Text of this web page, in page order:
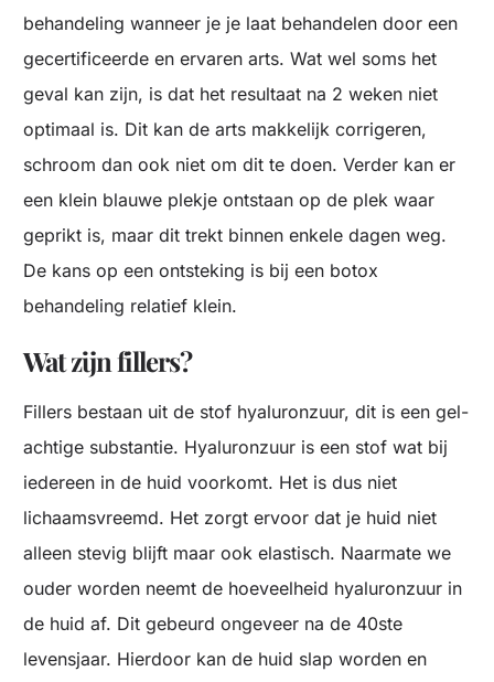
behandeling wanneer je je laat behandelen door een
gecertificeerde en ervaren arts. Wat wel soms het
geval kan zijn, is dat het resultaat na 2 weken niet
optimaal is. Dit kan de arts makkelijk corrigeren,
schroom dan ook niet om dit te doen. Verder kan er
een klein blauwe plekje ontstaan op de plek waar
geprikt is, maar dit trekt binnen enkele dagen weg.
De kans op een ontsteking is bij een botox
behandeling relatief klein.
Wat zijn fillers?
Fillers bestaan uit de stof hyaluronzuur, dit is een gel-
achtige substantie. Hyaluronzuur is een stof wat bij
iedereen in de huid voorkomt. Het is dus niet
lichaamsvreemd. Het zorgt ervoor dat je huid niet
alleen stevig blijft maar ook elastisch. Naarmate we
ouder worden neemt de hoeveelheid hyaluronzuur in
de huid af. Dit gebeurd ongeveer na de 40ste
levensjaar. Hierdoor kan de huid slap worden en